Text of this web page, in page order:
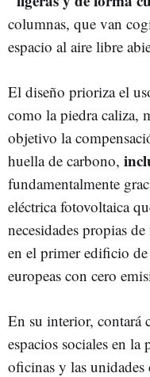
columnas, que van
espacio al aire libre
El diseño prioriza el
como la piedra caliza,
objetivo la
huella de carbono,
fundamentalmente
eléctrica fotovoltaica
necesidades propias
en el primer edificio de
europeas con cero
En su interior, contará
espacios sociales en la
oficinas y las